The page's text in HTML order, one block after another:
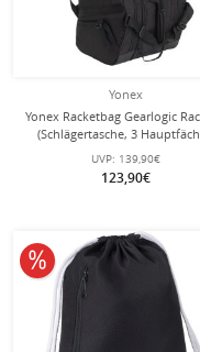
Yonex
Yonex Racketbag Gearlogic
(Schlägertasche, 3
UVP: 139,90€
123,90€
10% reduziert